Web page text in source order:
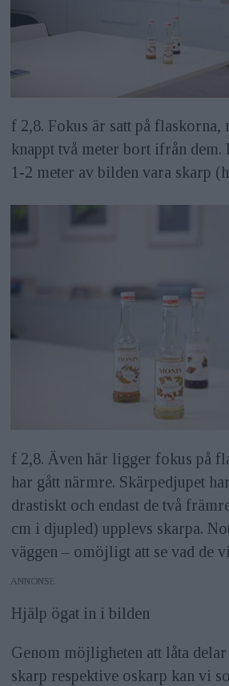
f 2,8. Fokus är satt på flaskorna,
knappt två meter bort ifrån dem.
1-2 meter av bilden vara skarp
f 2,8. Även här ligger fokus på
har gått närmre. Skärpedjupet
drastiskt och endast de två
cm i djupled) upplevs skarpa.
väggen – omöjligt att se vad de
ANNONS
Hjälp ögat in i bilden
Genom möjligheten att låta
skarp respektive oskarp kan vi